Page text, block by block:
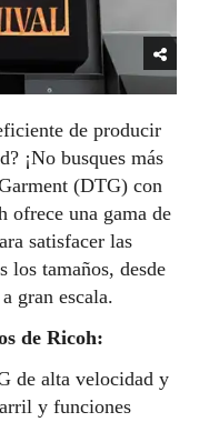
de producir
¡No busques más
(DTG) con
ofrece una gama de
satisfacer las
los tamaños, desde
gran escala.
de Ricoh:
de alta velocidad y
y funciones